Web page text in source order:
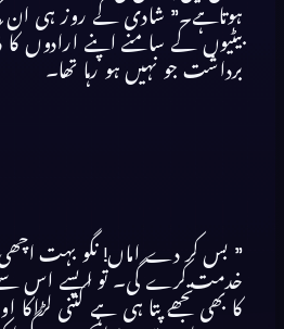
ہوتاہے۔” شادی کے روز ہی ان
بیٹیوں کے سامنے اپنے ارادوں کا
برداشت جو نہیں ہو رہا تھا۔
” بس کر دے اماں! نگو بہت
خدمت کرے گی۔ تو ایسے اس سے
کا بھی تجھے پتا ہی ہے کتنی لڑاکا